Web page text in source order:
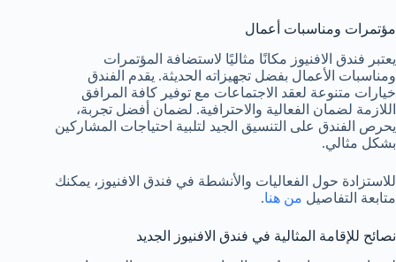
مؤتمرات ومناسبات أعمال
يعتبر فندق الافنيوز مكانًا مثاليًا لاستضافة المؤتمرات
ومناسبات الأعمال بفضل تجهيزاته الحديثة. يقدم الفندق
خيارات متنوعة لعقد الاجتماعات مع توفير كافة المرافق
اللازمة لضمان الفعالية والاحترافية. لضمان أفضل تجربة،
يحرص الفندق على التنسيق الجيد لتلبية احتياجات المشاركين
بشكل مثالي.
للاستزادة حول الفعاليات والأنشطة في فندق الافنيوز، يمكنك
متابعة التفاصيل من هنا.
نصائح للإقامة المثالية في فندق الافنيوز الجديد